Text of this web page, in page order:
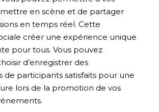
mettre en scène et de partager
en temps réel. Cette
créer une expérience unique
pour tous. Vous pouvez
d’enregistrer des
de participants satisfaits pour une
lors de la promotion de vos